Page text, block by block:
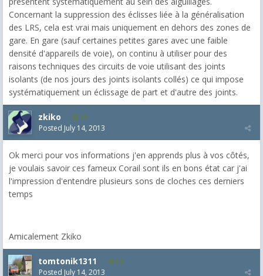
Concernant la suppression des éclisses liée à la généralisation
des LRS, cela est vrai mais uniquement en dehors des zones de
gare. En gare (sauf certaines petites gares avec une faible
densité d'appareils de voie), on continu à utiliser pour des
raisons techniques des circuits de voie utilisant des joints
isolants (de nos jours des joints isolants collés) ce qui impose
systématiquement un éclissage de part et d'autre des joints.
zkiko 74
Posted July 14, 2013
Ok merci pour vos informations j'en apprends plus à vos côtés,
je voulais savoir ces fameux Corail sont ils en bons état car j'ai
l'impression d'entendre plusieurs sons de cloches ces derniers
temps
Amicalement Zkiko
tomtonik1311 59
Posted July 14, 2013